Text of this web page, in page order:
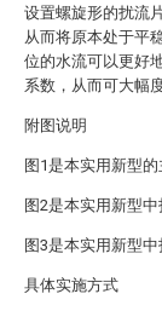
设置螺旋形的扰流
从而将原本处于平
位的水流可以更好
系数，从而可大幅
附图说明
图1是本实用新型的
图2是本实用新型
图3是本实用新型
具体实施方式